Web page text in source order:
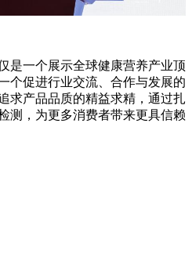
是一个展示全球健康营养产业顶
个促进行业交流、合作与发展的
求产品品质的精益求精，通过扎
测，为更多消费者带来更具信赖